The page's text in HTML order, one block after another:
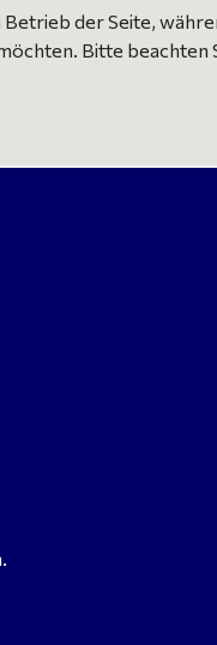
der Seite,
Bitte